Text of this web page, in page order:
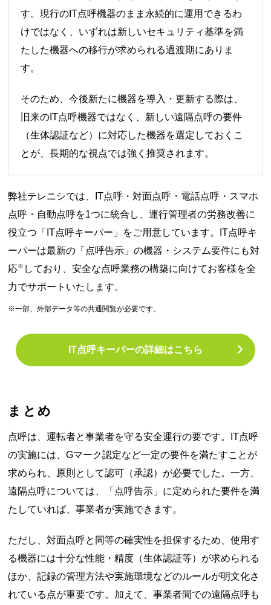
す。現行のIT点呼機器のまま永続的に運用できるわ
けではなく、いずれは新しいセキュリティ基準を満
たした機器への移行が求められる過渡期にありま
す。
そのため、今後新たに機器を導入・更新する際は、
旧来のIT点呼機器ではなく、新しい遠隔点呼の要件
（生体認証など）に対応した機器を選定しておくこ
とが、長期的な視点では強く推奨されます。
弊社テレニシでは、IT点呼・対面点呼・電話点呼・スマホ
点呼・自動点呼を1つに統合し、運行管理者の労務改善に
役立つ「IT点呼キーパー」をご用意しています。IT点呼キ
ーパーは最新の「点呼告示」の機器・システム要件にも対
応※ しており、安全な点呼業務の構築に向けてお客様を全
力でサポートいたします。
※一部、外部データ等の共通閲覧が必要です。
IT点呼キーパーの詳細はこちら
まとめ
点呼は、運転者と事業者を守る安全運行の要です。IT点呼
の実施には、Gマーク認定など一定の要件を満たすことが
求められ、原則として認可（承認）が必要でした。一方、
遠隔点呼については、「点呼告示」に定められた要件を満
たしていれば、事業者が実施できます。
ただし、対面点呼と同等の確実性を担保するため、使用す
る機器には十分な性能・精度（生体認証等）が求められる
ほか、記録の管理方法や実施環境などのルールが明文化さ
れている点が重要です。加えて、事業者間での遠隔点呼も